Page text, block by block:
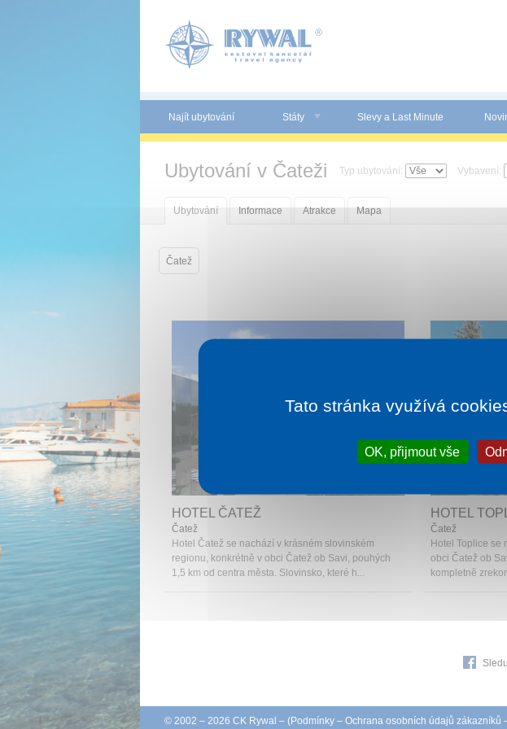
Najít ubytování Státy Slevy a Last Minute
Ubytování v Čateži Typ ubytování: Vybavení:
Ubytování Informace Atrakce Mapa
Čatež
HOTEL ČATEŽ
Čatež
Hotel Čatež se nachází v krásném slovinském
regionu, konkrétně v obci Čatež ob Savi, pouhých
1,5 km od centra města. Slovinsko, které h...
HOTEL
Čatež
Hotel Toplice se
obci Čatež ob
kompletně
© 2002 – 2026 CK Rywal – (Podmínky – Ochrana osobních údajů zákazníků
Tato stránka využívá
OK, přijmout vše